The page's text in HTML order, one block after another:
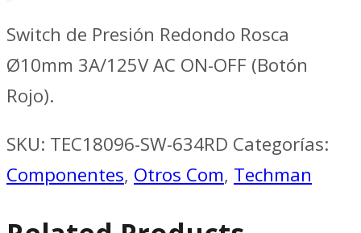
Switch de Presión Redondo Rosca
Ø10mm 3A/125V AC ON-OFF (Botón
Rojo).
SKU: TEC18096-SW-634RD Categorías:
Componentes, Otros Com, Techman